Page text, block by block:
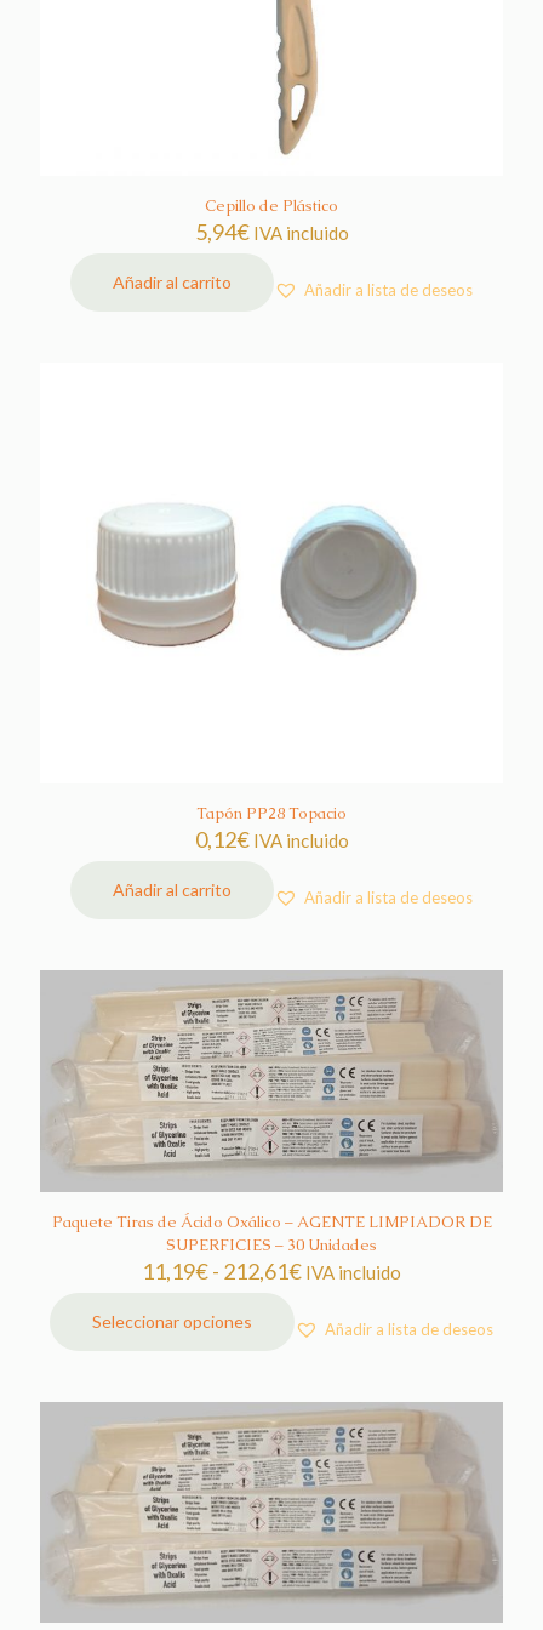
Cepillo de Plástico
5,94€ IVA incluido
Añadir al carrito Añadir a lista de deseos
Tapón PP28 Topacio
0,12€ IVA incluido
Añadir al carrito Añadir a lista de deseos
Paquete Tiras de Ácido Oxálico – AGENTE LIMPIADOR DE
SUPERFICIES – 30 Unidades
11,19€- 212,61€Rango
precios:
desde
212,61€
IVA incluido
Seleccionar opciones
múltiples
variantes.
opciones
se
pueden
elegir
la
página
Añadir a lista de deseos